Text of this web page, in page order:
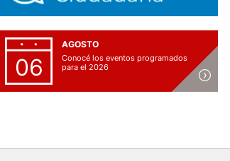
06
AGOSTO
Conocé los eventos programados
para el 2026